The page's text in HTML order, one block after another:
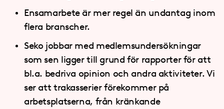
Ensamarbete är mer regel än undantag inom
flera branscher.
Seko jobbar med medlemsundersökningar
som sen ligger till grund för rapporter för att
bl.a. bedriva opinion och andra aktiviteter. Vi
ser att trakasserier förekommer på
arbetsplatserna, från kränkande